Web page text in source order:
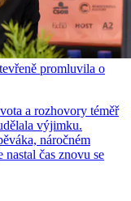
promluvila o
a rozhovory téměř
výjimku.
náročném
čas znovu se